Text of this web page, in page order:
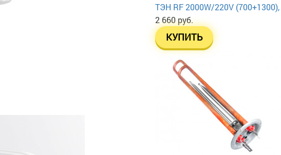
ТЭН RF 2000W/220V
2 660 руб.
КУПИТЬ